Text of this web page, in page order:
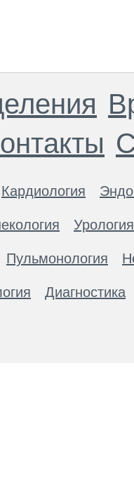
Кардиология
Урология
Пульмонология
Диагностика